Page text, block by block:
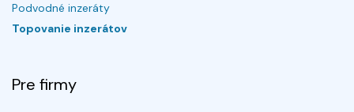
Podvodné inzeráty
Topovanie inzerátov
Pre firmy